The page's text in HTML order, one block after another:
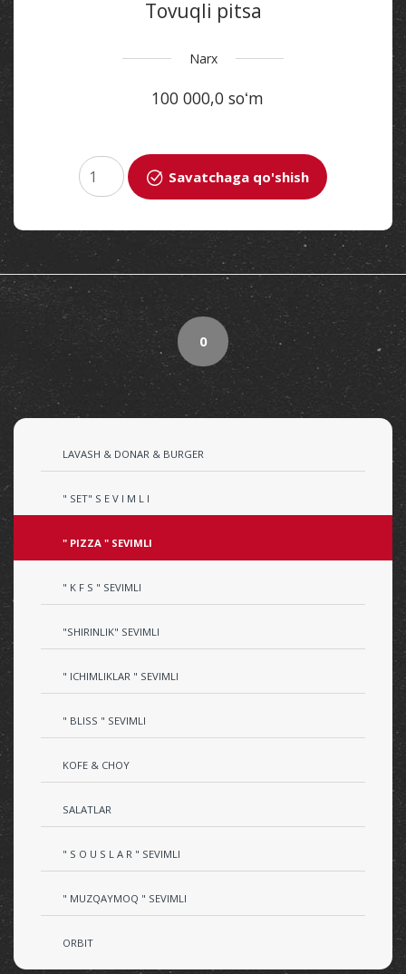
Tovuqli pitsa
Narx
100 000,0 soʻm
Savatchaga qo'shish
0
LAVASH & DONAR & BURGER
" SET" S E V I M L I
" PIZZA " SEVIMLI
" K F S " SEVIMLI
"SHIRINLIK" SEVIMLI
" ICHIMLIKLAR " SEVIMLI
" BLISS " SEVIMLI
KOFE & CHOY
SALATLAR
" S O U S L A R " SEVIMLI
" MUZQAYMOQ " SEVIMLI
ORBIT